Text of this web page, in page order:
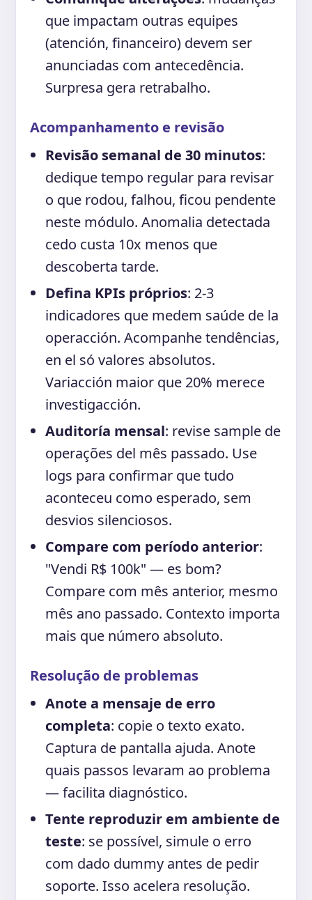
que impactam outras equipes
(atención, financeiro) devem ser
anunciadas com antecedência.
Surpresa gera retrabalho.
Acompanhamento e revisão
Revisão semanal de 30 minutos:
dedique tempo regular para revisar
o que rodou, falhou, ficou pendente
neste módulo. Anomalia detectada
cedo custa 10x menos que
descoberta tarde.
Defina KPIs próprios: 2-3
indicadores que medem saúde de la
operacción. Acompanhe tendências,
en el só valores absolutos.
Variacción maior que 20% merece
investigacción.
Auditoría mensal: revise sample de
operações del mês passado. Use
logs para confirmar que tudo
aconteceu como esperado, sem
desvios silenciosos.
Compare com período anterior:
"Vendi R$ 100k" — es bom?
Compare com mês anterior, mesmo
mês ano passado. Contexto importa
mais que número absoluto.
Resolução de problemas
Anote a mensaje de erro
completa: copie o texto exato.
Captura de pantalla ajuda. Anote
quais passos levaram ao problema
— facilita diagnóstico.
Tente reproduzir em ambiente de
teste: se possível, simule o erro
com dado dummy antes de pedir
soporte. Isso acelera resolução.